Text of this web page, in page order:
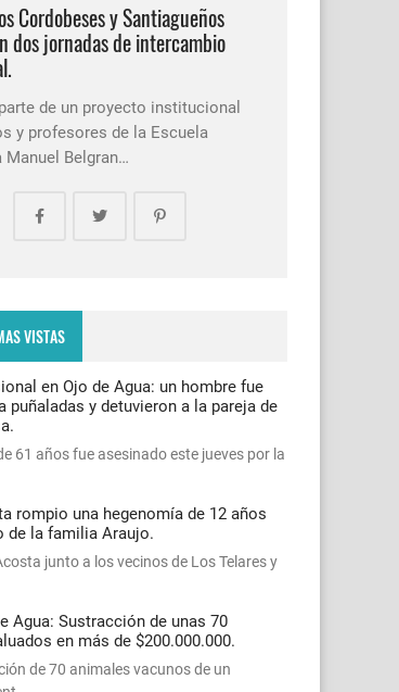
Cordobeses y Santiagueños
dos jornadas de intercambio
de un proyecto institucional
y profesores de la Escuela
Manuel Belgran…
VISTAS
en Ojo de Agua: un hombre fue
puñaladas y detuvieron a la pareja de
61 años fue asesinado este jueves por la
rompio una hegenomía de 12 años
de la familia Araujo.
junto a los vecinos de Los Telares y
Agua: Sustracción de unas 70
en más de $200.000.000.
de 70 animales vacunos de un